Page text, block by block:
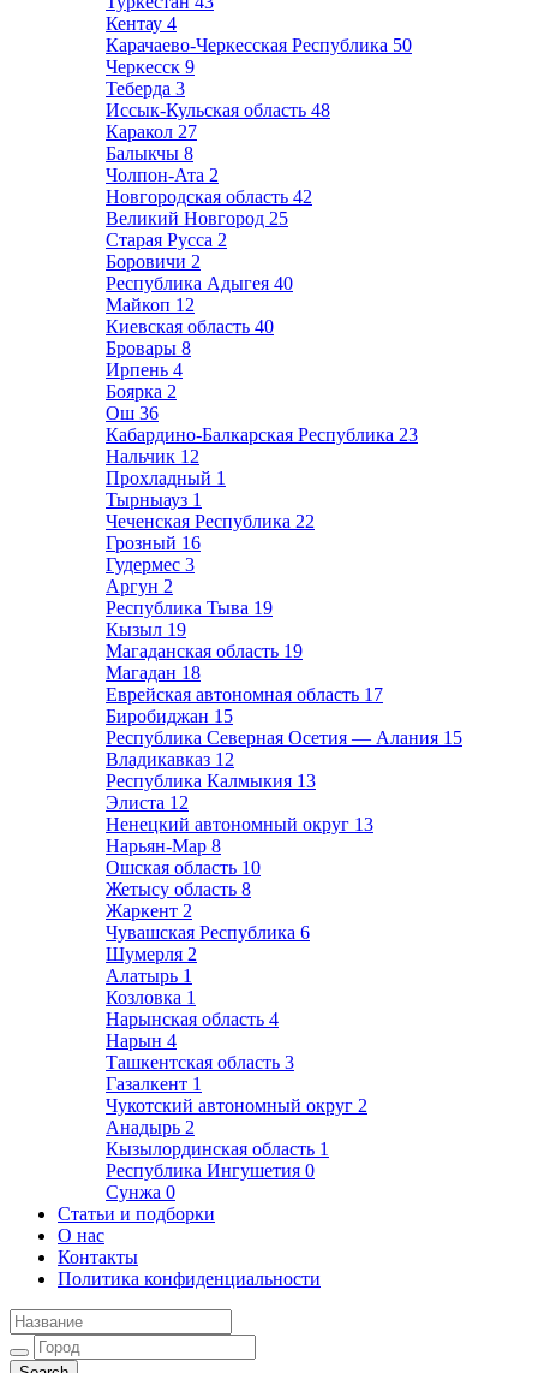
Кентау 4
Карачаево-Черкесская Республика 50
Черкесск 9
Теберда 3
Иссык-Кульская область 48
Каракол 27
Балыкчы 8
Чолпон-Ата 2
Новгородская область 42
Великий Новгород 25
Старая Русса 2
Боровичи 2
Республика Адыгея 40
Майкоп 12
Киевская область 40
Бровары 8
Ирпень 4
Боярка 2
Ош 36
Кабардино-Балкарская Республика 23
Нальчик 12
Прохладный 1
Тырныауз 1
Чеченская Республика 22
Грозный 16
Гудермес 3
Аргун 2
Республика Тыва 19
Кызыл 19
Магаданская область 19
Магадан 18
Еврейская автономная область 17
Биробиджан 15
Республика Северная Осетия — Алания 15
Владикавказ 12
Республика Калмыкия 13
Элиста 12
Ненецкий автономный округ 13
Нарьян-Мар 8
Ошская область 10
Жетысу область 8
Жаркент 2
Чувашская Республика 6
Шумерля 2
Алатырь 1
Козловка 1
Нарынская область 4
Нарын 4
Ташкентская область 3
Газалкент 1
Чукотский автономный округ 2
Анадырь 2
Кызылординская область 1
Республика Ингушетия 0
Сунжа 0
Статьи и подборки
О нас
Контакты
Политика конфиденциальности